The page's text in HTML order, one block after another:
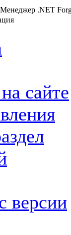
.NET
сайте
версии